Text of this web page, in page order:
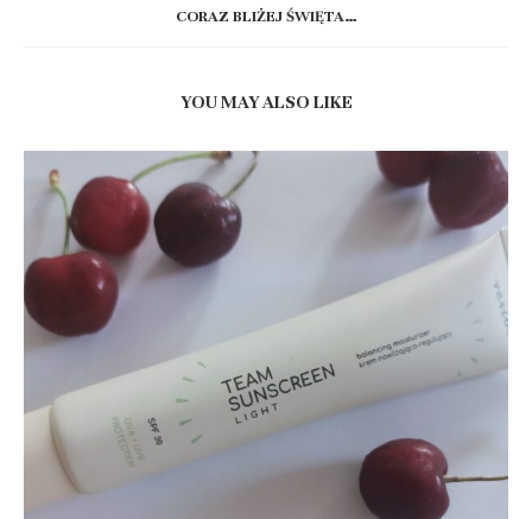
CORAZ BLIŻEJ ŚWIĘTA…
YOU MAY ALSO LIKE